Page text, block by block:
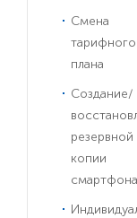
Смена
тарифного
плана
Создание/
резервной
копии
смартфона